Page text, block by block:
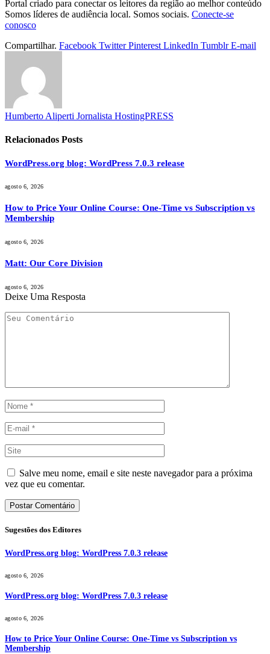
Portal criado para conectar os leitores da região ao melhor conteúdo
Somos líderes de audiência local. Somos sociais. Conecte-se
conosco
Compartilhar. Facebook Twitter Pinterest LinkedIn Tumblr E-mail
Humberto Aliperti Jornalista HostingPRESS
Relacionados Posts
WordPress.org blog: WordPress 7.0.3 release
agosto 6, 2026
How to Price Your Online Course: One-Time vs Subscription vs
Membership
agosto 6, 2026
Matt: Our Core Division
agosto 6, 2026
Deixe Uma Resposta
Salve meu nome, email e site neste navegador para a próxima
vez que eu comentar.
Sugestões dos Editores
WordPress.org blog: WordPress 7.0.3 release
agosto 6, 2026
WordPress.org blog: WordPress 7.0.3 release
agosto 6, 2026
How to Price Your Online Course: One-Time vs Subscription vs
Membership